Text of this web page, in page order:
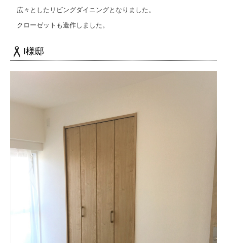
広々としたリビングダイニングとなりました。
クローゼットも造作しました。
I様邸